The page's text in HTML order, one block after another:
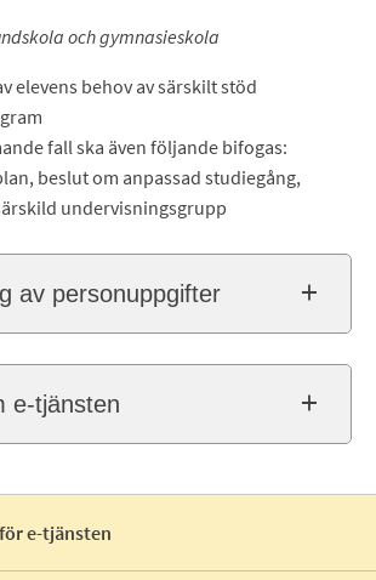
och gymnasieskola
elevens behov av särskilt stöd
fall ska även följande bifogas:
beslut om anpassad studiegång,
undervisningsgrupp
av personuppgifter
e-tjänsten
e-tjänsten